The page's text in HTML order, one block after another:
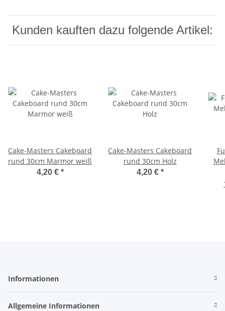
Kunden kauften dazu folgende Artikel:
Cake-Masters Cakeboard
rund 30cm Marmor weiß
4,20 € *
Cake-Masters Cakeboard
rund 30cm Holz
4,20 € *
Informationen
Allgemeine Informationen